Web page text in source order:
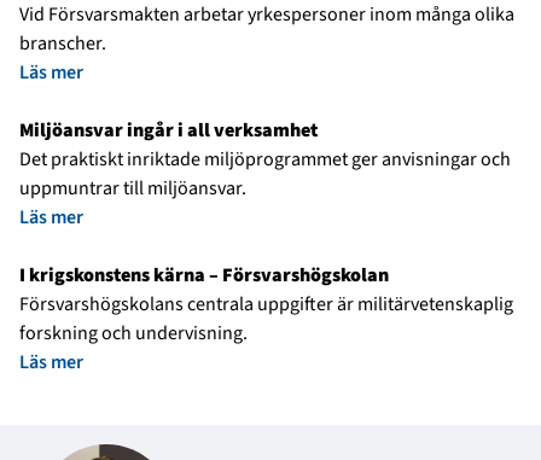
Vid Försvarsmakten arbetar yrkespersoner inom många olika
branscher.
Läs mer
Miljöansvar ingår i all verksamhet
Det praktiskt inriktade miljöprogrammet ger anvisningar och
uppmuntrar till miljöansvar.
Läs mer
I krigskonstens kärna – Försvarshögskolan
Försvarshögskolans centrala uppgifter är militärvetenskaplig
forskning och undervisning.
Läs mer